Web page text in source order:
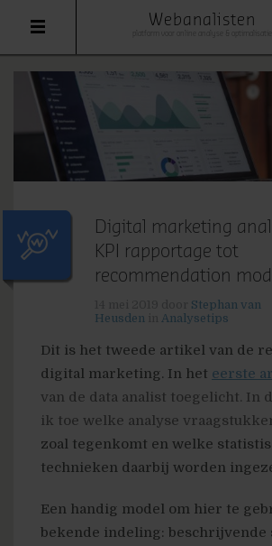
Webanalisten
Digital marketing
KPI rapportage tot
recommendation
Stephan van
Heusden
Analysetips
Dit is het tweede artikel van de
digital marketing. In het eerste
van de data analist toegelicht. In
ik toe welke analyse
zoal tegenkomt en welke
technieken daarbij worden
Een handig model om hier te
bekende indeling: beschrijvende